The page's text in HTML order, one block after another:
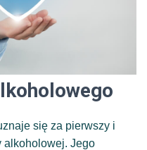
się za pierwszy i
alkoholowej. Jego